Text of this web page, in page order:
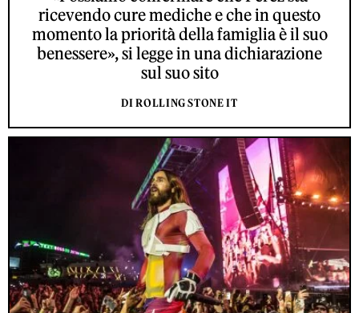
ricevendo cure mediche e che in questo
momento la priorità della famiglia è il suo
benessere», si legge in una dichiarazione
sul suo sito
DI ROLLING STONE IT